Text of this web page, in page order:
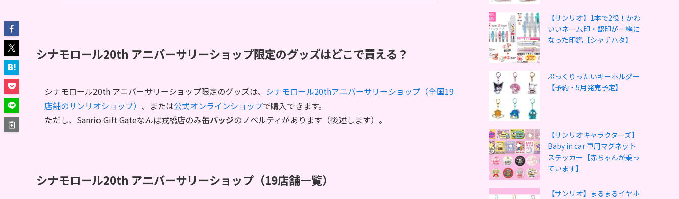
シナモロール20th アニバーサリーショップ限定のグッズはどこで買える？
シナモロール20th アニバーサリーショップ限定のグッズは、 シナモロール20thアニバーサリーショップ（全国19
店舗のサンリオショップ） 、または公式オンラインショップで購入できます。
ただし、Sanrio Gift Gateなんば戎橋店のみ缶バッジのノベルティがあります（後述します）。
シナモロール20th アニバーサリーショップ（19店舗一覧）
【サンリオ】1本で2役！かわ
いいネーム印・認印が一緒に
なった印鑑【シャチハタ】
ぷっくりったいキーホルダー
【予約・5月発売予定】
【サンリオキャラクターズ】
Baby in car 車用マグネット
ステッカー【赤ちゃんが乗っ
ています】
【サンリオ】まるまるイヤホ